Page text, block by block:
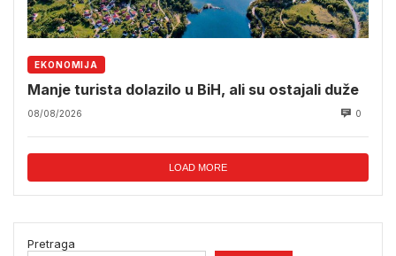
EKONOMIJA
Manje turista dolazilo u BiH, ali su ostajali duže
08/08/2026 0
LOAD MORE
Pretraga